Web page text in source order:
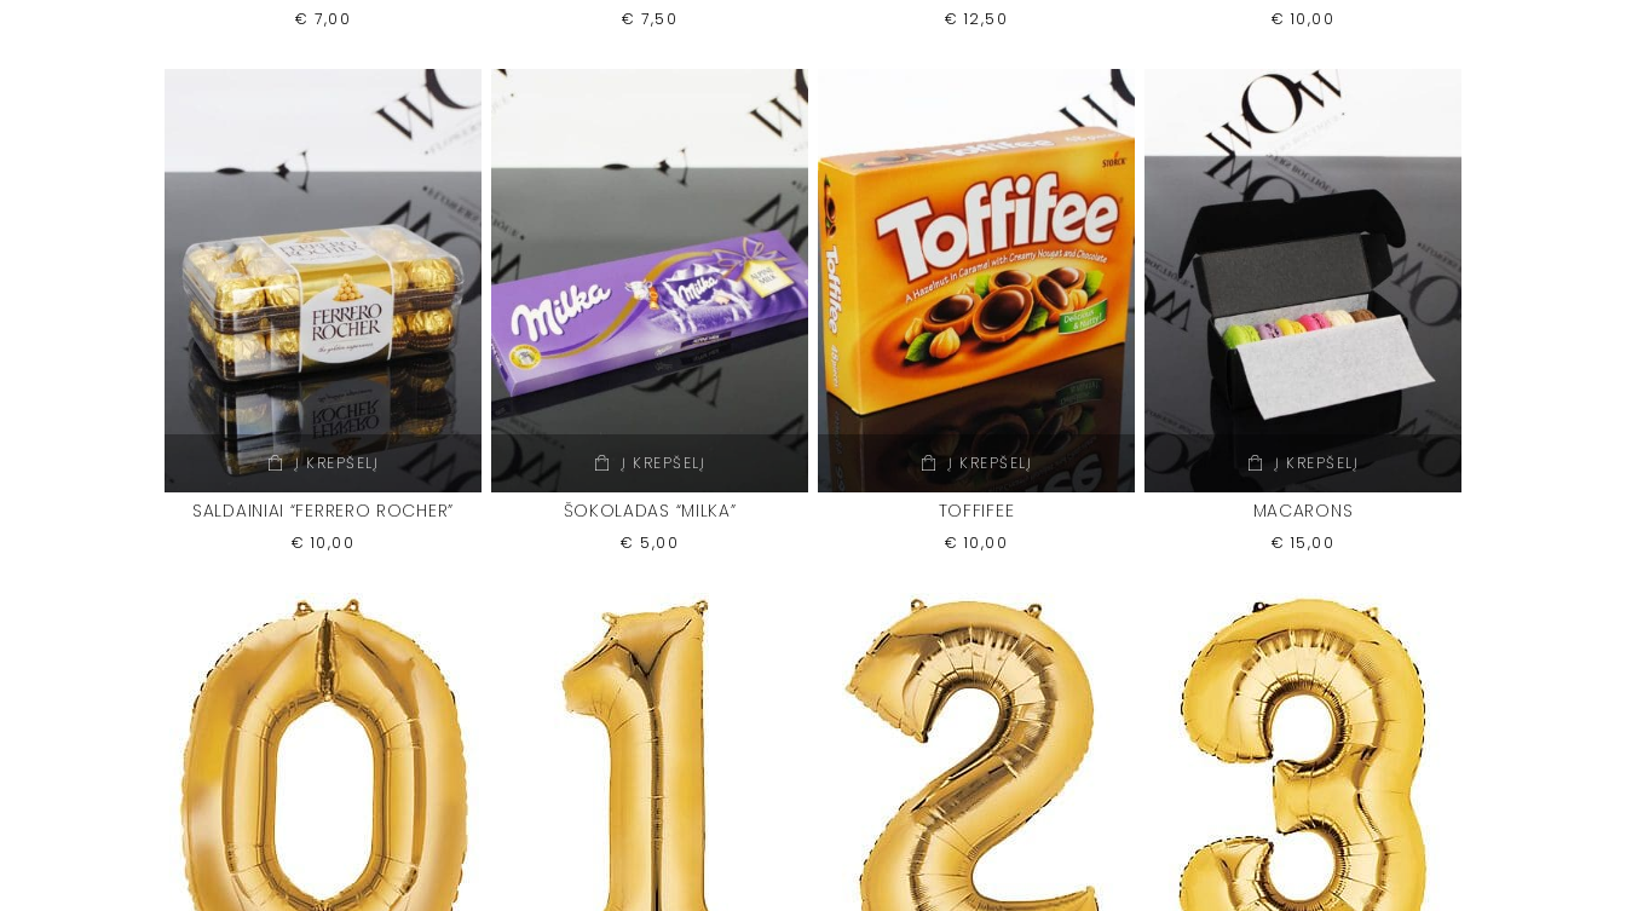
€ 7,00 € 7,50 € 12,50 € 10,00
Į KREPŠELĮ
SALDAINIAI “FERRERO ROCHER”
€ 10,00
Į KREPŠELĮ
ŠOKOLADAS “MILKA”
€ 5,00
Į KREPŠELĮ
TOFFIFEE
€ 10,00
Į KREPŠELĮ
MACARONS
€ 15,00